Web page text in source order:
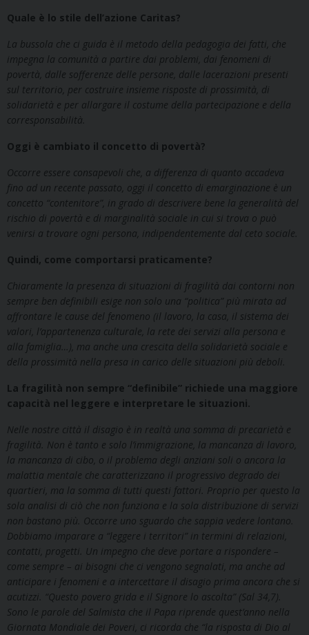
Quale è lo stile dell’azione Caritas?
La bussola che ci guida è il metodo della pedagogia dei fatti, che
impegna la comunità a partire dai problemi, dai fenomeni di
povertà, dalle sofferenze delle persone, dalle lacerazioni presenti
sul territorio, per costruire insieme risposte di prossimità, di
solidarietà e per allargare il costume della partecipazione e della
corresponsabilità.
Oggi è cambiato il concetto di povertà?
Occorre essere consapevoli che, a differenza di quanto accadeva
fino ad un recente passato, oggi il concetto di emarginazione è un
concetto “contenitore”, in grado di descrivere bene la generalità del
rischio di povertà e di marginalità sociale in cui si trova o può
venirsi a trovare ogni persona, indipendentemente dal ceto sociale.
Quindi, come comportarsi praticamente?
Chiaramente la presenza di situazioni di fragilità dai contorni non
sempre ben definibili esige non solo una “politica” più mirata ad
affrontare le cause del fenomeno (il lavoro, la casa, il sistema dei
valori, l’appartenenza culturale, la rete dei servizi alla persona e
alla famiglia…), ma anche una crescita della solidarietà sociale e
della prossimità nella presa in carico delle situazioni più deboli.
La fragilità non sempre “definibile” richiede una maggiore
capacità nel leggere e interpretare le situazioni.
Nelle nostre città il disagio è in realtà una somma di precarietà e
fragilità. Non è tanto e solo l’immigrazione, la mancanza di lavoro,
la mancanza di cibo, o il problema degli anziani soli o ancora la
malattia mentale che caratterizzano il progressivo degrado dei
quartieri, ma la somma di tutti questi fattori. Proprio per questo la
sola analisi di ciò che non funziona e la sola distribuzione di servizi
non bastano più. Occorre uno sguardo che sappia vedere lontano.
Dobbiamo imparare a “leggere i territori” in termini di relazioni,
contatti, progetti. Un impegno che deve portare a rispondere –
come sempre – ai bisogni che ci vengono segnalati, ma anche ad
anticipare i fenomeni e a intercettare il disagio prima ancora che si
acutizzi. “Questo povero grida e il Signore lo ascolta” (Sal 34,7).
Sono le parole del Salmista che il Papa riprende quest’anno nella
Giornata Mondiale dei Poveri, ci ricorda che “la risposta di Dio al